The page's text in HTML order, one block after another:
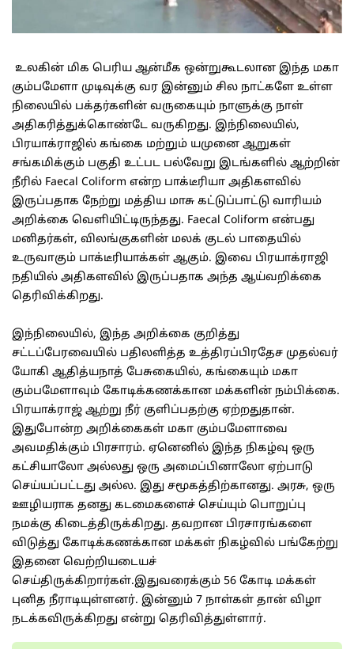
உலகின் மிக பெரிய ஆன்மீக ஒன்றுகூடலான இந்த மகா
கும்பமேளா முடிவுக்கு வர இன்னும் சில நாட்களே உள்ள
நிலையில் பக்தர்களின் வருகையும் நாளுக்கு நாள்
அதிகரித்துக்கொண்டே வருகிறது. இந்நிலையில்,
பிரயாக்ராஜில் கங்கை மற்றும் யமுனை ஆறுகள்
சங்கமிக்கும் பகுதி உட்பட பல்வேறு இடங்களில் ஆற்றின்
நீரில் Faecal Coliform என்ற பாக்டீரியா அதிகளவில்
இருப்பதாக நேற்று மத்திய மாசு கட்டுப்பாட்டு வாரியம்
அறிக்கை வெளியிட்டிருந்தது. Faecal Coliform என்பது
மனிதர்கள், விலங்குகளின் மலக் குடல் பாதையில்
உருவாகும் பாக்டீரியாக்கள் ஆகும். இவை பிரயாக்ராஜி
நதியில் அதிகளவில் இருப்பதாக அந்த ஆய்வறிக்கை
தெரிவிக்கிறது.
இந்நிலையில், இந்த அறிக்கை குறித்து
சட்டப்பேரவையில் பதிலளித்த உத்திரப்பிரதேச முதல்வர்
யோகி ஆதித்யநாத் பேசுகையில், கங்கையும் மகா
கும்பமேளாவும் கோடிக்கணக்கான மக்களின் நம்பிக்கை.
பிரயாக்ராஜ் ஆற்று நீர் குளிப்பதற்கு ஏற்றதுதான்.
இதுபோன்ற அறிக்கைகள் மகா கும்பமேளாவை
அவமதிக்கும் பிரசாரம். ஏனெனில் இந்த நிகழ்வு ஒரு
கட்சியாலோ அல்லது ஒரு அமைப்பினாலோ ஏற்பாடு
செய்யப்பட்டது அல்ல. இது சமூகத்திற்கானது. அரசு, ஒரு
ஊழியராக தனது கடமைகளைச் செய்யும் பொறுப்பு
நமக்கு கிடைத்திருக்கிறது. தவறான பிரசாரங்களை
விடுத்து கோடிக்கணக்கான மக்கள் நிகழ்வில் பங்கேற்று
இதனை வெற்றியடையச்
செய்திருக்கிறார்கள்.இதுவரைக்கும் 56 கோடி மக்கள்
புனித நீராடியுள்ளனர். இன்னும் 7 நாள்கள் தான் விழா
நடக்கவிருக்கிறது என்று தெரிவித்துள்ளார்.